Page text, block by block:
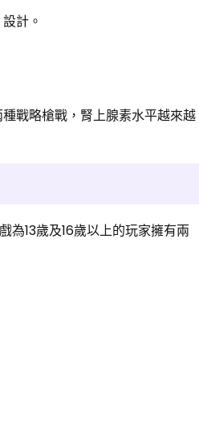
設計。
戰略槍戰，腎上腺素水平越來越
為13歲及16歲以上的玩家擁有兩